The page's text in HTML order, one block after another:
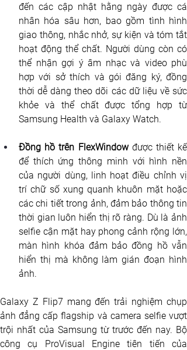
đến các cập nhật hằng ngày được cá
nhân hóa sâu hơn, bao gồm tình hình
giao thông, nhắc nhở, sự kiện và tóm tắt
hoạt động thể chất. Người dùng còn có
thể nhận gợi ý âm nhạc và video phù
hợp với sở thích và gói đăng ký, đồng
thời dễ dàng theo dõi các dữ liệu về sức
khỏe và thể chất được tổng hợp từ
Samsung Health và Galaxy Watch.
Đồng hồ trên FlexWindow được thiết kế
để thích ứng thông minh với hình nền
của người dùng, linh hoạt điều chỉnh vị
trí chữ số xung quanh khuôn mặt hoặc
các chi tiết trong ảnh, đảm bảo thông tin
thời gian luôn hiển thị rõ ràng. Dù là ảnh
selfie cận mặt hay phong cảnh rộng lớn,
màn hình khóa đảm bảo đồng hồ vẫn
hiển thị mà không làm gián đoạn hình
ảnh.
Galaxy Z Flip7 mang đến trải nghiệm chụp
ảnh đẳng cấp flagship và camera selfie vượt
trội nhất của Samsung từ trước đến nay. Bộ
công cụ ProVisual Engine tiên tiến của